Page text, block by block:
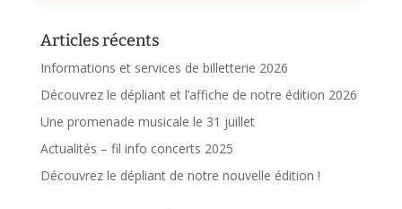
Articles récents
Informations et services de billetterie 2026
Découvrez le dépliant et l’affiche de notre édition 2026
Une promenade musicale le 31 juillet
Actualités – fil info concerts 2025
Découvrez le dépliant de notre nouvelle édition !